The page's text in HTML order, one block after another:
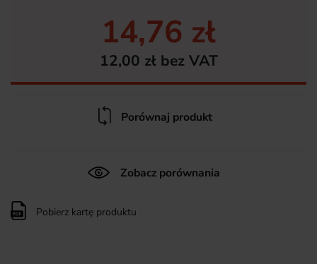
14,76 zł
12,00 zł bez VAT
Porównaj produkt
Zobacz porównania
Pobierz kartę produktu